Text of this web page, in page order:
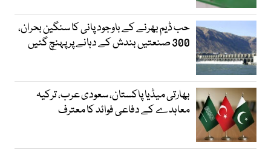
حب ڈیم بھرنے کے باوجود پانی کا سنگین بحران،
300 صنعتیں بندش کے دہانے پر پہنچ گئیں
بھارتی میڈیا پاکستان، سعودی عرب، ترکیہ
معاہدے کے دفاعی فوائد کا معترف